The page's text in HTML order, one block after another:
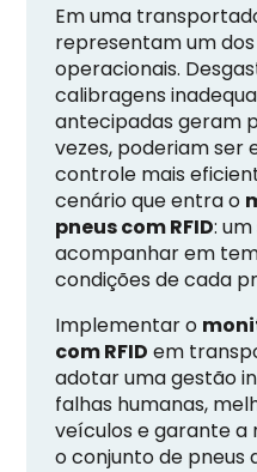
Em uma
representam um
operacionais.
calibragens
antecipadas geram
vezes, poderiam ser
controle mais
cenário que entra o
pneus com RFID:
acompanhar em
condições de cada
Implementar o
com RFID em
adotar uma gestão
falhas humanas,
veículos e garante
o conjunto de pneus